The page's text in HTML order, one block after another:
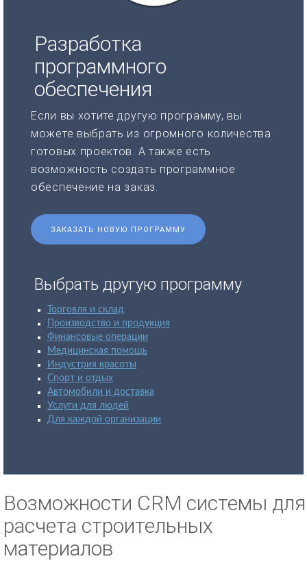
Разработка
программного
обеспечения
Если вы хотите другую программу, вы
можете выбрать из огромного количества
готовых проектов. А также есть
возможность создать программное
обеспечение на заказ.
ЗАКАЗАТЬ НОВУЮ ПРОГРАММУ
Выбрать другую программу
Торговля и склад
Производство и продукция
Финансовые операции
Медицинская помощь
Индустрия красоты
Спорт и отдых
Автомобили и доставка
Услуги для людей
Для каждой организации
Возможности CRM системы для
расчета строительных
материалов